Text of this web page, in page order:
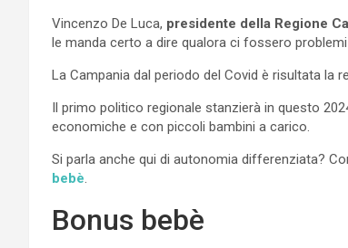
Vincenzo De Luca, presidente della Regione
le manda certo a dire qualora ci fossero
La Campania dal periodo del Covid è risultata la
Il primo politico regionale stanzierà in questo
economiche e con piccoli bambini a carico.
Si parla anche qui di autonomia differenziata?
bebè
Bonus bebè